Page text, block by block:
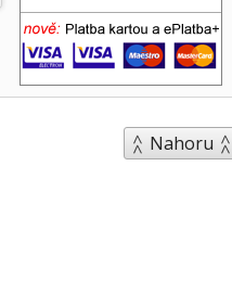
Nahoru